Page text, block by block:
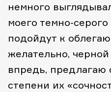
немного
моего темно-
подойдут к
желательно,
впредь, предлагаю
степени их